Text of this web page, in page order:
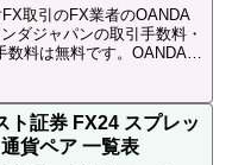
取引のFX業者のOANDA
ダジャパンの取引手数料・
数料は無料です。OANDA
プレッドについ...
ト証券 FX24 スプレッ
通貨ペア 一覧表